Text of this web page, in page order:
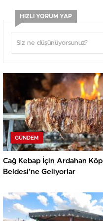
HIZLI YORUM YAP
GÜNDEM
Cağ Kebap İçin Ardahan
Beldesi’ne Geliyorlar